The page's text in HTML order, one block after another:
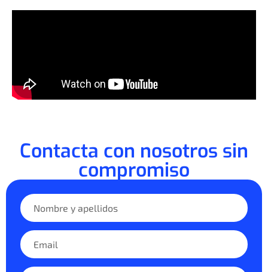
Contacta con nosotros sin
compromiso